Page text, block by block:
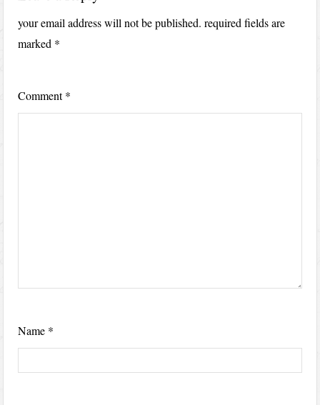
your email address will not be published. required fields are
marked *
Comment*
Name *